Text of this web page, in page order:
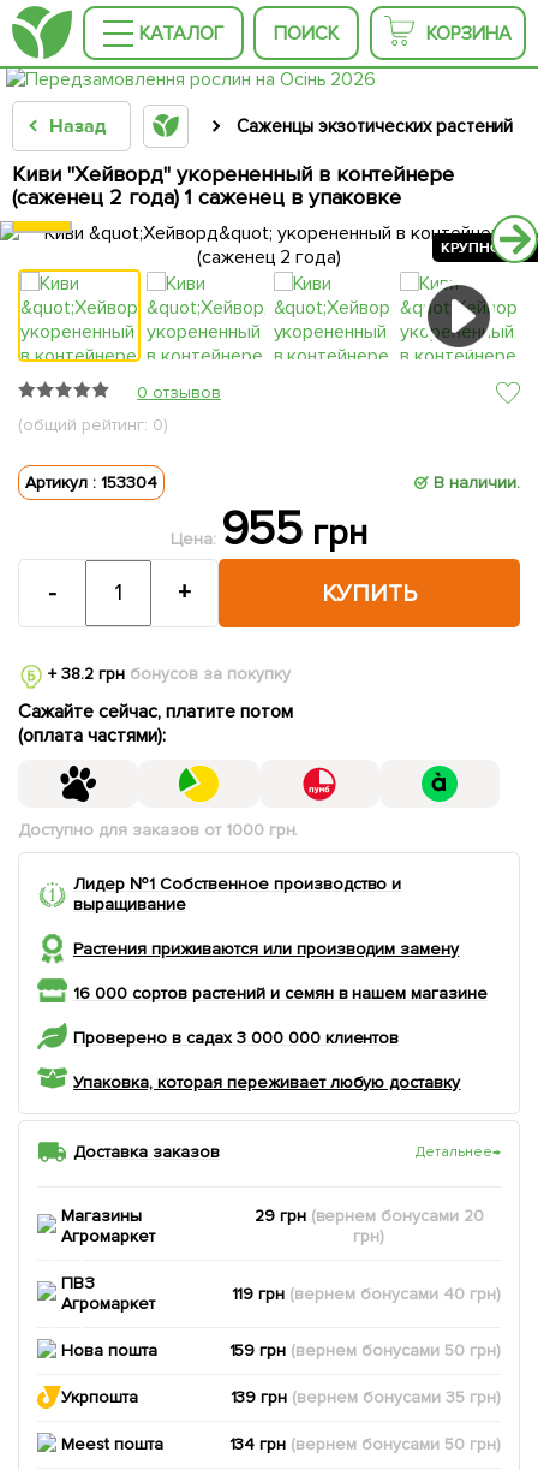
КАТАЛОГ ПОИСК КОРЗИНА
Назад Саженцы экзотических растений
Киви "Хейворд" укорененный в контейнере
(саженец 2 года) 1 саженец в упаковке
КРУПНОМЕР
КРУПНОМЕР
КРУПНОМЕР
0 отзывов
(общий рейтинг: 0)
Артикул : 153304 В наличии.
Цена: 955 грн
КУПИТЬ
- +
+ 38.2 грнбонусов за покупку
Сажайте сейчас, платите потом
(оплата частями):
Доступно для заказов от 1000 грн.
Лидер №1 Собственное производство и
выращивание
Растения приживаются или производим замену
16 000 сортов растений и семян в нашем магазине
Проверено в садах 3 000 000 клиентов
Упаковка, которая переживает любую доставку
Доставка заказов Детальнее→
Магазины
Агромаркет
29 грн (вернем бонусами 20
грн)
ПВЗ
Агромаркет
119 грн (вернем бонусами 40 грн)
Нова пошта 159 грн (вернем бонусами 50 грн)
Укрпошта 139 грн (вернем бонусами35 грн)
Meest пошта 134 грн (вернем бонусами 50 грн)